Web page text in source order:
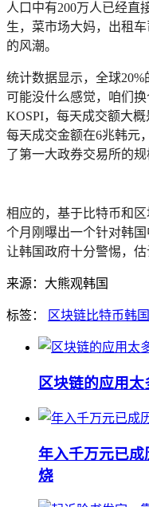
人口中有200万人已经直
生，菜市场大妈，出租
的风潮。
统计数据显示，全球
可能没什么感觉，咱们
KOSPI，每天成交额大
每天成交金额在6兆韩元
了第一大政券交易所的规
相应的，基于比特币和
个月刚曝出一个针对韩
让韩国政府十分警惕，
来源：大熊观韩国
标签： 区块链比特币韩国
区块链的应用
年入千万元已
烧